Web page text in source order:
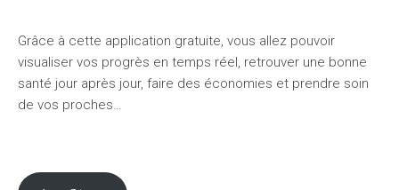
Grâce à cette application gratuite, vous allez pouvoir
visualiser vos progrès en temps réel, retrouver une bonne
santé jour après jour, faire des économies et prendre soin
de vos proches…